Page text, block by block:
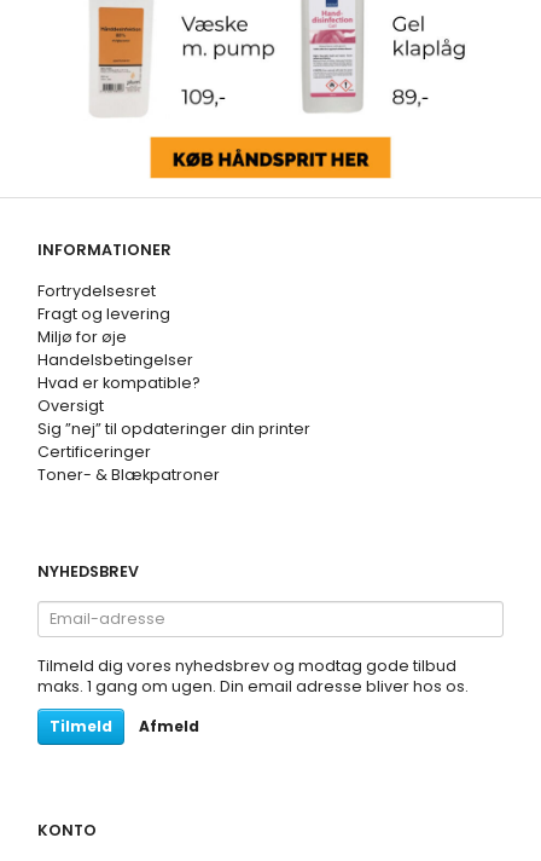
INFORMATIONER
Fortrydelsesret
Fragt og levering
Miljø for øje
Handelsbetingelser
Hvad er kompatible?
Oversigt
Sig ”nej” til opdateringer din printer
Certificeringer
Toner- & Blækpatroner
NYHEDSBREV
Email-
adresse
Tilmeld dig vores nyhedsbrev og modtag gode tilbud
maks. 1 gang om ugen. Din email adresse bliver hos os.
Tilmeld
Afmeld
KONTO